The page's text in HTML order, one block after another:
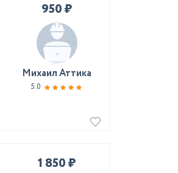
950 ₽
Михаил Аттика
5.0
1 850 ₽